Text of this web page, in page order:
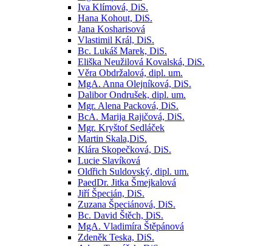
Iva Klímová, DiS.
Hana Kohout, DiS.
Jana Kosharisová
Vlastimil Král, DiS.
Bc. Lukáš Marek, DiS.
Eliška Neužilová Kovalská, DiS.
Věra Obdržalová, dipl. um.
MgA. Anna Olejníková, DiS.
Dalibor Ondrušek, dipl. um.
Mgr. Alena Packová, DiS.
BcA. Marija Rajičová, DiS.
Mgr. Kryštof Sedláček
Martin Skala,DiS.
Klára Skopečková, DiS.
Lucie Slavíková
Oldřich Suldovský, dipl. um.
PaedDr. Jitka Šmejkalová
Jiří Špecián, DiS.
Zuzana Špeciánová, DiS.
Bc. David Štěch, DiS.
MgA. Vladimíra Štěpánová
Zdeněk Teska, DiS.